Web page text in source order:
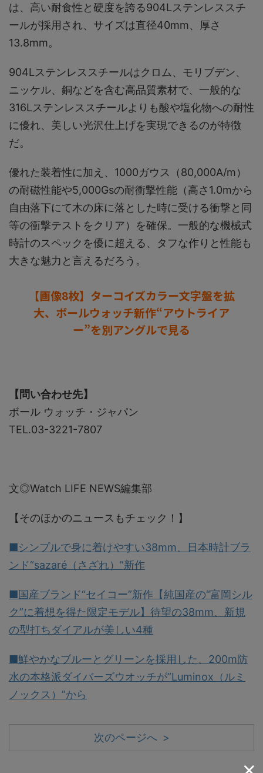
は、高い耐食性と硬度を誇る904Lステンレススチ
ールが採用され、サイズは直径40mm、厚さ
13.8mm。
904Lステンレススチールはクロム、モリブデン、
ニッケル、銅などを含む高品質素材で、一般的な
316Lステンレススチールよりも酸や塩化物への耐性
に優れ、美しい光沢仕上げを実現できるのが特徴
だ。
優れた装着性に加え、1000ガウス（80,000A/m）
の耐磁性能や5,000Gsの耐衝撃性能（高さ1.0mから
自由落下にて木の床に落とした時に受ける衝撃と同
等の衝撃テストをクリア）を確保。一般的な機械式
時計のスペックを優に超える、タフな作りと性能も
大きな魅力と言えるだろう。
【画像8枚】ターコイズカラー文字盤を拡
大、ボールウォッチ新作“アウトライア
ー”を別アングルで見る
【問い合わせ先】
ボール ウォッチ・ジャパン
TEL.03-3221-7807
文◎Watch LIFE NEWS編集部
【そのほかのニュースもチェック！】
■シンプルで身に着けやすい38mm、日本時計ブラ
ンド“sazaré（さざれ）”新作
■国産ブランド“セイコー”新作【純国産の“富岡シル
ク”に着想を得た限定モデル】待望の38mm、新規
の型打ちダイアルが美しい4種
■鮮やかなブルーとグリーンを採用した、200m防
水の本格派ダイバーズウオッチが”Luminox（ルミ
ノックス）”から
次のページへ >